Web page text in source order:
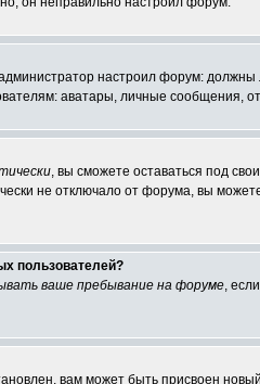
администратор настроил форум:
аватары, личные сообщения,
, вы сможете оставаться под
не отключало от форума, вы
пользователей?
ваше пребывание на форуме,
вам может быть присвоен